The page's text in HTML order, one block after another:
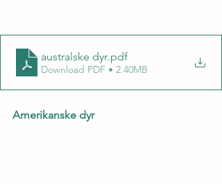
australske dyr.pdf
Download PDF • 2.40MB
Amerikanske dyr